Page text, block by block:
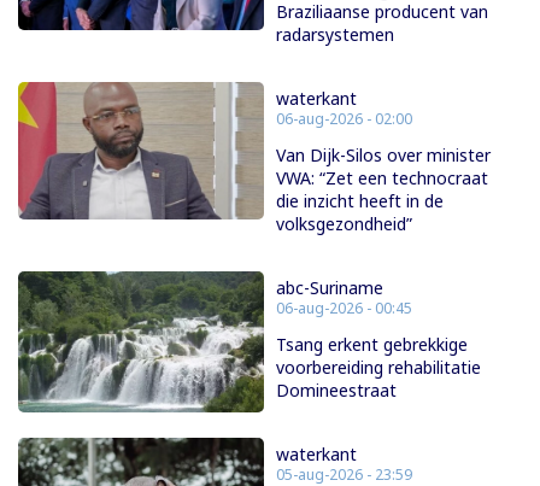
Braziliaanse producent van
radarsystemen
waterkant
06-aug-2026 - 02:00
Van Dijk-Silos over minister
VWA: “Zet een technocraat
die inzicht heeft in de
volksgezondheid”
abc-Suriname
06-aug-2026 - 00:45
Tsang erkent gebrekkige
voorbereiding rehabilitatie
Domineestraat
waterkant
05-aug-2026 - 23:59